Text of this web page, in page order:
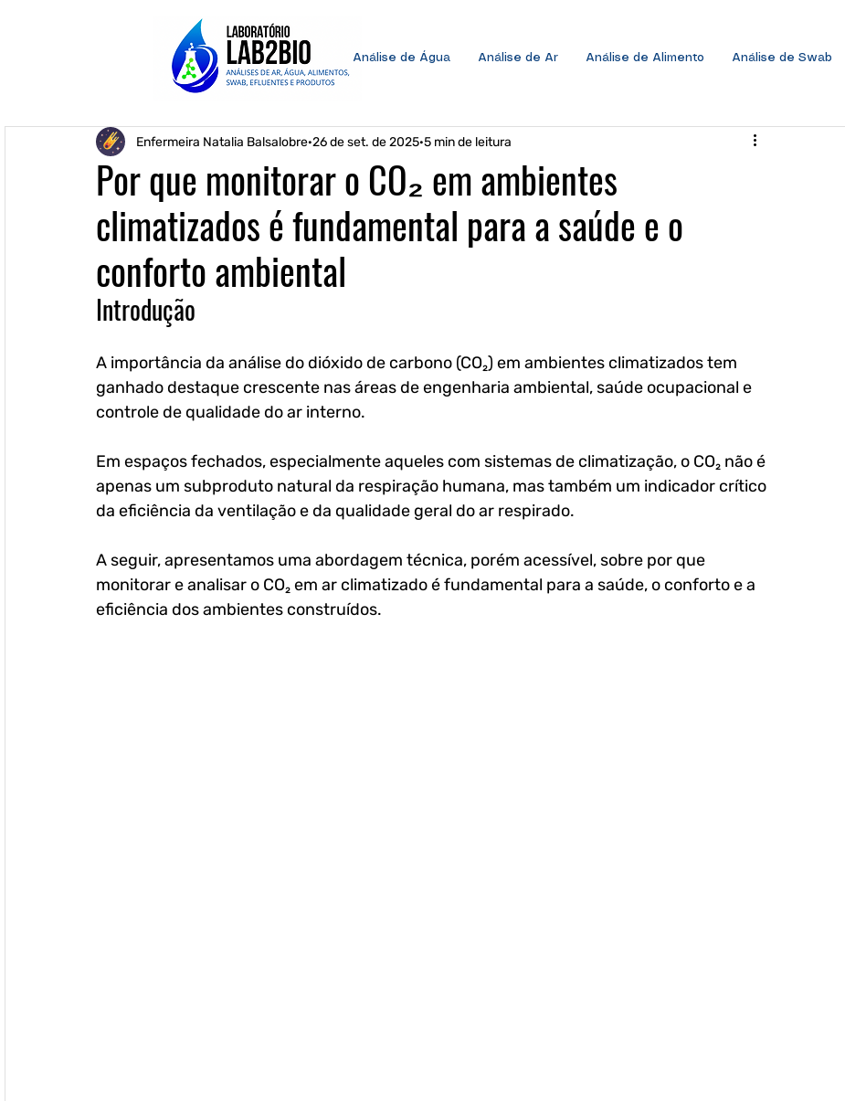
Análise de Água Análise de Ar Análise de Alimento Análise de Swab
Por que monitorar o CO₂ em ambientes
climatizados é fundamental para a saúde e o
conforto ambiental
Enfermeira Natalia Balsalobre 26 de set. de 2025 5 min de leitura
Introdução
A importância da análise do dióxido de carbono (CO₂) em ambientes climatizados tem
ganhado destaque crescente nas áreas de engenharia ambiental, saúde ocupacional e
controle de qualidade do ar interno.
Em espaços fechados, especialmente aqueles com sistemas de climatização, o CO₂ não é
apenas um subproduto natural da respiração humana, mas também um indicador crítico
da eficiência da ventilação e da qualidade geral do ar respirado.
A seguir, apresentamos uma abordagem técnica, porém acessível, sobre por que
monitorar e analisar o CO₂ em ar climatizado é fundamental para a saúde, o conforto e a
eficiência dos ambientes construídos.